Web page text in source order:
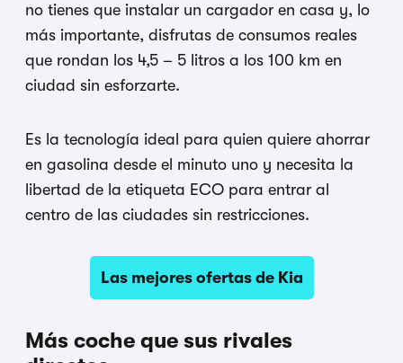
no tienes que instalar un cargador en casa y, lo
más importante, disfrutas de consumos reales
que rondan los 4,5 – 5 litros a los 100 km en
ciudad sin esforzarte.
Es la tecnología ideal para quien quiere ahorrar
en gasolina desde el minuto uno y necesita la
libertad de la etiqueta ECO para entrar al
centro de las ciudades sin restricciones.
Las mejores ofertas de Kia
Más coche que sus rivales